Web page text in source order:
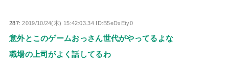
287:2019/10/24(木) 15:42:03.34 ID:B5eDxEty0
意外とこのゲームおっさん世代がやってるよな
職場の上司がよく話してるわ